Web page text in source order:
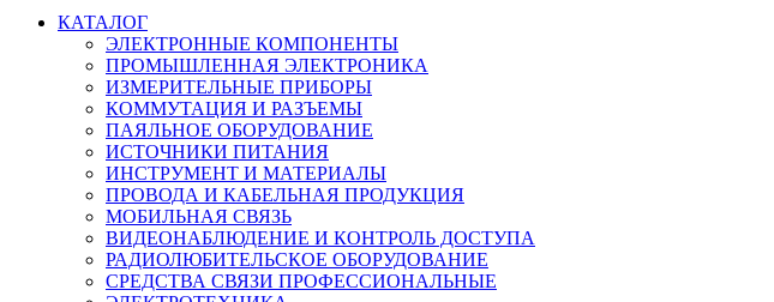
КАТАЛОГ
ЭЛЕКТРОННЫЕ КОМПОНЕНТЫ
ПРОМЫШЛЕННАЯ ЭЛЕКТРОНИКА
ИЗМЕРИТЕЛЬНЫЕ ПРИБОРЫ
КОММУТАЦИЯ И РАЗЪЕМЫ
ПАЯЛЬНОЕ ОБОРУДОВАНИЕ
ИСТОЧНИКИ ПИТАНИЯ
ИНСТРУМЕНТ И МАТЕРИАЛЫ
ПРОВОДА И КАБЕЛЬНАЯ ПРОДУКЦИЯ
МОБИЛЬНАЯ СВЯЗЬ
ВИДЕОНАБЛЮДЕНИЕ И КОНТРОЛЬ ДОСТУПА
РАДИОЛЮБИТЕЛЬСКОЕ ОБОРУДОВАНИЕ
СРЕДСТВА СВЯЗИ ПРОФЕССИОНАЛЬНЫЕ